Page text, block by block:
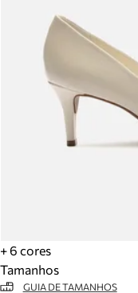
+ 6 cores
Tamanhos
GUIA DE TAMANHOS